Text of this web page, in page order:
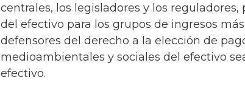
centrales, los legisladores y los
del efectivo para los grupos de ingresos
defensores del derecho a la elección de
medioambientales y sociales del efectivo
efectivo.